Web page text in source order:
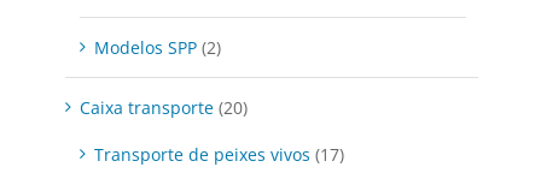
Modelos SPP (2)
Caixa transporte (20)
Transporte de peixes vivos (17)